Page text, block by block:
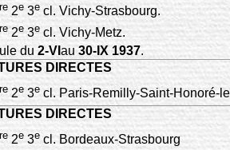
re 2e 3e cl. Vichy-Strasbourg.
re2e3e cl. Vichy-Metz.
du 2-VI au30-IX 1937.
DIRECTES
re 2e 3e cl. Paris-Remilly-Saint-Honoré-
DIRECTES
re 2e 3e cl. Bordeaux-Strasbourg